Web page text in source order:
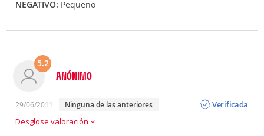
NEGATIVO: Pequeño
5.2
ANÓNIMO
29/06/2011 ninguna de las anteriores
Verificada
Desglose valoración